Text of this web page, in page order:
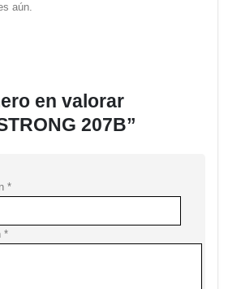
aún.
en valorar
207B”
*
*